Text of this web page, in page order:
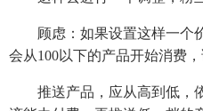
顾虑：如果设置这样一个
会从100以下的产品开始消费
推送产品，应从高到低，